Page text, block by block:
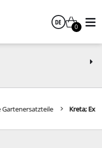
DE
0
Gartenersatzteile Kreta; Ex